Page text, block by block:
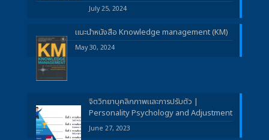
July 25, 2024
แนะนำหนังสือ Knowledge management (KM)
May 30, 2024
จิตวิทยาบุคลิกภาพและการปรับตัว |
Personality Psychology and Adjustment
June 27, 2023